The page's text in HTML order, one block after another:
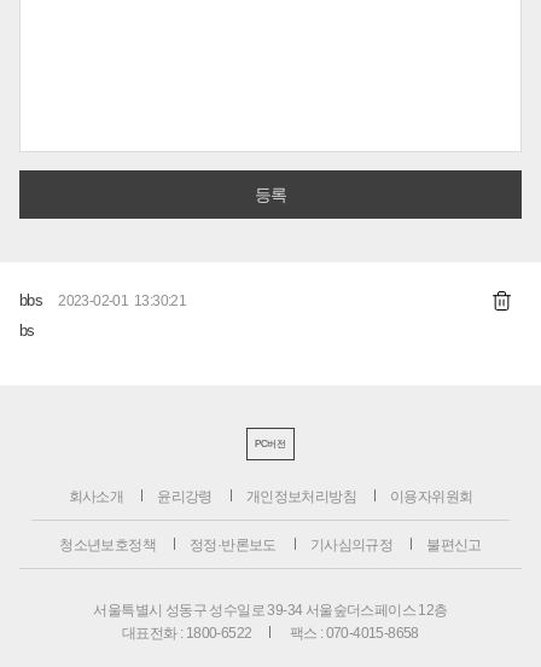
bbs 2023-02-01 13:30:21
bs
PC버전
회사소개 윤리강령 개인정보처리방침 이용자위원회
청소년보호정책 정정·반론보도 기사심의규정 불편신고
서울특별시 성동구 성수일로 39-34 서울숲더스페이스 12층
대표전화 : 1800-6522
팩스 : 070-4015-8658